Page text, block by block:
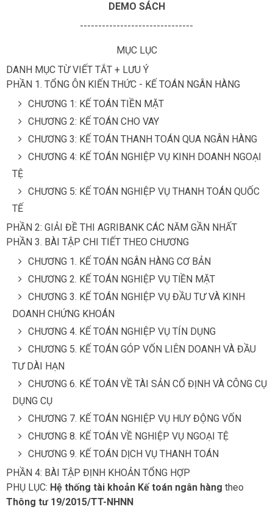
DEMO SÁCH
-------------------------------
MỤC LỤC
DANH MỤC TỪ VIẾT TẮT + LƯU Ý
PHẦN 1. TỔNG ÔN KIẾN THỨC - KẾ TOÁN NGÂN HÀNG
CHƯƠNG 1: KẾ TOÁN TIỀN MẶT
CHƯƠNG 2: KẾ TOÁN CHO VAY
CHƯƠNG 3: KẾ TOÁN THANH TOÁN QUA NGÂN HÀNG
CHƯƠNG 4: KẾ TOÁN NGHIỆP VỤ KINH DOANH NGOẠI
TỆ
CHƯƠNG 5: KẾ TOÁN NGHIỆP VỤ THANH TOÁN QUỐC
TẾ
PHẦN 2: GIẢI ĐỀ THI AGRIBANK CÁC NĂM GẦN NHẤT
PHẦN 3. BÀI TẬP CHI TIẾT THEO CHƯƠNG
CHƯƠNG 1. KẾ TOÁN NGÂN HÀNG CƠ BẢN
CHƯƠNG 2. KẾ TOÁN NGHIỆP VỤ TlỀN MẶT
CHƯƠNG 3. KẾ TOÁN NGHIỆP VỤ ĐẦU TƯ VÀ KINH
DOANH CHỨNG KHOÁN
CHƯƠNG 4. KẾ TOÁN NGHIỆP VỤ TÍN DỤNG
CHƯƠNG 5. KẾ TOÁN GÓP VỐN LIÊN DOANH VÀ ĐẦU
TƯ DÀI HẠN
CHƯƠNG 6. KẾ TOÁN VỀ TÀI SẢN CỐ ĐỊNH VÀ CÔNG CỤ
DỤNG CỤ
CHƯƠNG 7. KẾ TOÁN NGHIỆP VỤ HUY ĐỘNG VỐN
CHƯƠNG 8. KẾ TOÁN VỀ NGHIỆP VỤ NGOẠI TỆ
CHƯƠNG 9. KẾ TOÁN DỊCH VỤ THANH TOÁN
PHẦN 4: BÀI TẬP ĐỊNH KHOẢN TỔNG HỢP
PHỤ LỤC: Hệ thống tài khoản Kế toán ngân hàng theo
Thông tư 19/2015/TT-NHNN